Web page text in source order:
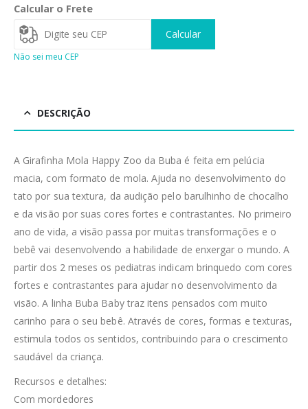
Calcular o Frete
Calcular
Não sei meu CEP
DESCRIÇÃO
A Girafinha Mola Happy Zoo da Buba é feita em pelúcia
macia, com formato de mola. Ajuda no desenvolvimento do
tato por sua textura, da audição pelo barulhinho de chocalho
e da visão por suas cores fortes e contrastantes. No primeiro
ano de vida, a visão passa por muitas transformações e o
bebê vai desenvolvendo a habilidade de enxergar o mundo. A
partir dos 2 meses os pediatras indicam brinquedo com cores
fortes e contrastantes para ajudar no desenvolvimento da
visão. A linha Buba Baby traz itens pensados com muito
carinho para o seu bebê. Através de cores, formas e texturas,
estimula todos os sentidos, contribuindo para o crescimento
saudável da criança.
Recursos e detalhes:
Com mordedores